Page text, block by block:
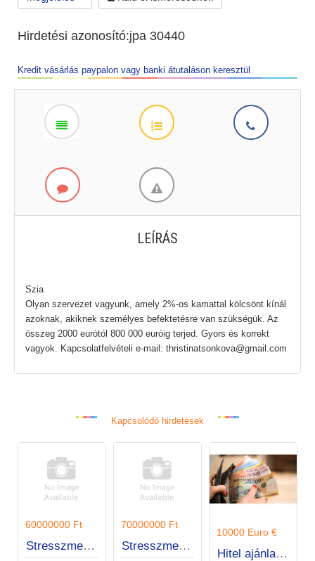
Hirdetési azonosító:jpa 30440
Kredit vásárlás paypalon vagy banki átutaláson keresztül
LEÍRÁS
Szia
Olyan szervezet vagyunk, amely 2%-os kamattal kölcsönt kínál
azoknak, akiknek személyes befektetésre van szükségük. Az
összeg 2000 eurótól 800 000 euróig terjed. Gyors és korrekt
vagyok. Kapcsolatfelvételi e-mail: thristinatsonkova@gmail.com
Kapcsolódó hirdetések
70000000 Ft
Stresszmentes kölcsönök egyszerű jóváhagyással
10000 Euro €
Hitel ajánlat egyének között.
500000 Ft
hitelajánlat magánszemélyeknek
Bővebben